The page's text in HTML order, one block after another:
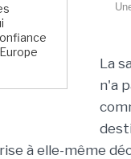
La
n'a
à elle-même